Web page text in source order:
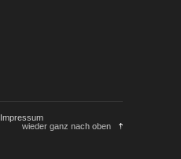
Impressum
wieder ganz nach oben